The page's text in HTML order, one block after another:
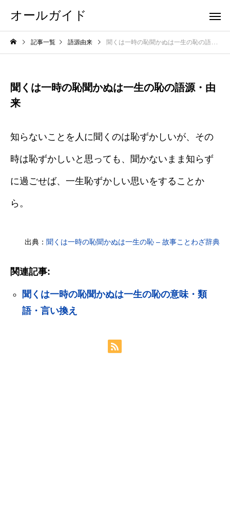
オールガイド
記事一覧 語源由来 聞くは一時の恥聞かぬは一生の恥の語源・由来
聞くは一時の恥聞かぬは一生の恥の語源・由
来
知らないことを人に聞くのは恥ずかしいが、その
時は恥ずかしいと思っても、聞かないまま知らず
に過ごせば、一生恥ずかしい思いをすることか
ら。
出典： 聞くは一時の恥聞かぬは一生の恥 – 故事ことわざ辞典
関連記事:
聞くは一時の恥聞かぬは一生の恥の意味・類
語・言い換え